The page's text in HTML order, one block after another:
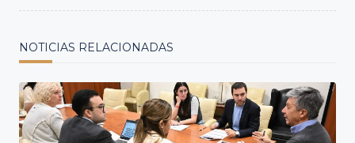
NOTICIAS RELACIONADAS